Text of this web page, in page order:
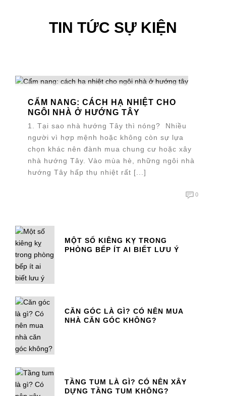
TIN TỨC SỰ KIỆN
CẨM NANG: CÁCH HẠ NHIỆT CHO
NGÔI NHÀ Ở HƯỚNG TÂY
1. Tại sao nhà hướng Tây thì nóng? Nhiều
người vì hợp mệnh hoặc không còn sự lựa
chọn khác nên đành mua chung cư hoặc xây
nhà hướng Tây. Vào mùa hè, những ngôi nhà
hướng Tây hấp thụ nhiệt rất [...]
0
MỘT SỐ KIÊNG KỴ TRONG
PHÒNG BẾP ÍT AI BIẾT LƯU Ý
CĂN GÓC LÀ GÌ? CÓ NÊN MUA
NHÀ CĂN GÓC KHÔNG?
TẦNG TUM LÀ GÌ? CÓ NÊN XÂY
DỰNG TẦNG TUM KHÔNG?